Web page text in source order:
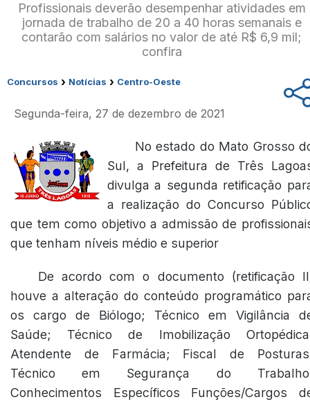
Profissionais deverão desempenhar atividades em
jornada de trabalho de 20 a 40 horas semanais e
contarão com salários no valor de até R$ 6,9 mil;
confira
Concursos › Notícias › Centro-Oeste
Segunda-feira, 27 de dezembro de 2021
No estado do Mato Grosso
Sul, a Prefeitura de Três
divulga a segunda retificação
a realização do Concurso
que tem como objetivo a admissão de
que tenham níveis médio e superior
De acordo com o documento (retificação
houve a alteração do conteúdo programático
os cargo de Biólogo; Técnico em Vigilância
Saúde; Técnico de Imobilização
Atendente de Farmácia; Fiscal de
Técnico em Segurança do
Conhecimentos Específicos Funções/Cargos